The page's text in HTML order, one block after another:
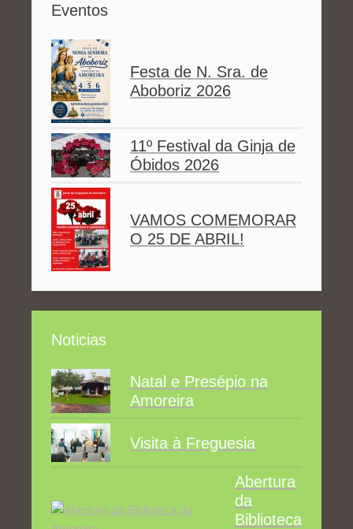
Eventos
Festa de N. Sra. de
Aboboriz 2026
11º Festival da Ginja de
Óbidos 2026
VAMOS COMEMORAR
O 25 DE ABRIL!
Noticias
Natal e Presépio na
Amoreira
Visita à Freguesia
Abertura
da
Biblioteca